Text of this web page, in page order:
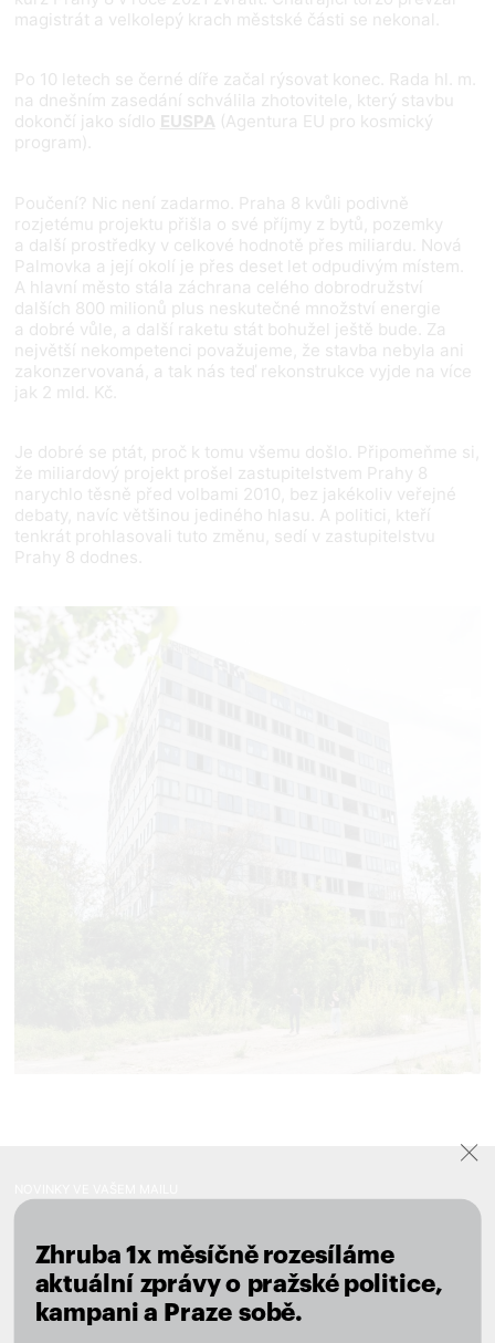
Zhruba 1x měsíčně rozesíláme
aktuální zprávy o pražské politice,
kampani a Praze sobě.
magistrát a velkolepý krach městské části se nekonal.
Po 10 letech se černé díře začal rýsovat konec. Rada hl. m.
na dnešním zasedání schválila zhotovitele, který stavbu
dokončí jako sídlo EUSPA (Agentura EU pro kosmický
program).
Poučení? Nic není zadarmo. Praha 8 kvůli podivně
rozjetému projektu přišla o své příjmy z bytů, pozemky
a další prostředky v celkové hodnotě přes miliardu. Nová
Palmovka a její okolí je přes deset let odpudivým místem.
A hlavní město stála záchrana celého dobrodružství
dalších 800 milionů plus neskutečné množství energie
a dobré vůle, a další raketu stát bohužel ještě bude. Za
největší nekompetenci považujeme, že stavba nebyla ani
zakonzervovaná, a tak nás teď rekonstrukce vyjde na více
jak 2 mld. Kč.
Je dobré se ptát, proč k tomu všemu došlo. Připomeňme si,
že miliardový projekt prošel zastupitelstvem Prahy 8
narychlo těsně před volbami 2010, bez jakékoliv veřejné
debaty, navíc většinou jediného hlasu. A politici, kteří
tenkrát prohlasovali tuto změnu, sedí v zastupitelstvu
Prahy 8 dodnes.
Novinky ve vašem mailu